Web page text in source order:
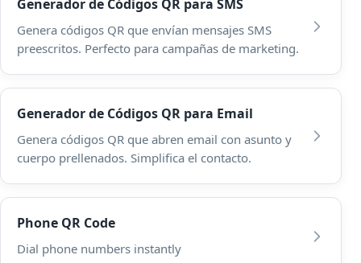
Generador de Códigos QR para SMS
Genera códigos QR que envían mensajes SMS
preescritos. Perfecto para campañas de marketing.
Generador de Códigos QR para Email
Genera códigos QR que abren email con asunto y
cuerpo prellenados. Simplifica el contacto.
Phone QR Code
Dial phone numbers instantly